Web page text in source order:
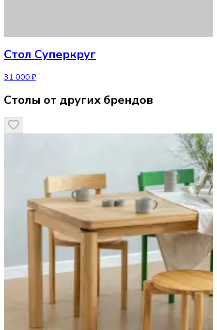
Стол Суперкруг
31 000 ₽
Столы от других брендов